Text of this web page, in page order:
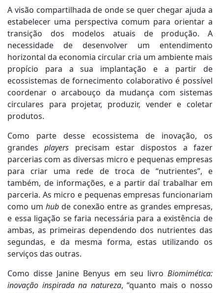
A visão compartilhada de onde se quer chegar ajuda a
estabelecer uma perspectiva comum para orientar a
transição dos modelos atuais de produção. A
necessidade de desenvolver um entendimento
horizontal da economia circular cria um ambiente mais
propício para a sua implantação e a partir de
ecossistemas de fornecimento colaborativo é possível
coordenar o arcabouço da mudança com sistemas
circulares para projetar, produzir, vender e coletar
produtos.
Como parte desse ecossistema de inovação, os
grandesplayers precisam estar dispostos a fazer
parcerias com as diversas micro e pequenas empresas
para criar uma rede de troca de “nutrientes”, e
também, de informações, e a partir daí trabalhar em
parceria. As micro e pequenas empresas funcionariam
como um hub de conexão entre as grandes empresas,
e essa ligação se faria necessária para a existência de
ambas, as primeiras dependendo dos nutrientes das
segundas, e da mesma forma, estas utilizando os
serviços das outras.
Como disse Janine Benyus em seu livro Biomimética:
inovação inspirada na natureza, “quanto mais o nosso